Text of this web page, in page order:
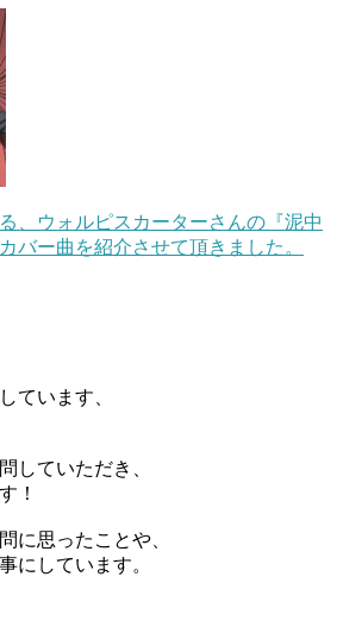
、ウォルピスカーターさんの『泥中
バー曲を紹介させて頂きました。
ています、
していただき、
！
に思ったことや、
にしています。